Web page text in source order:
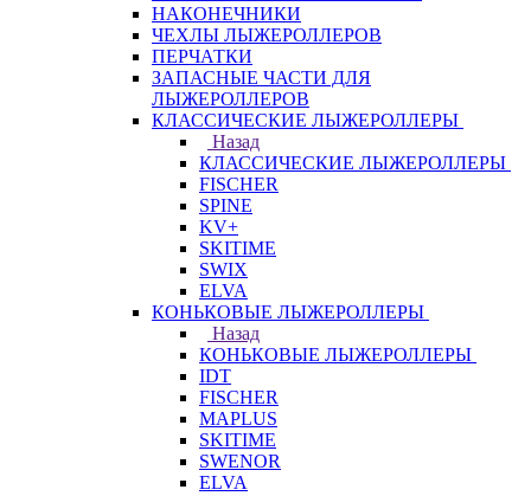
НАКОНЕЧНИКИ
ЧЕХЛЫ ЛЫЖЕРОЛЛЕРОВ
ПЕРЧАТКИ
ЗАПАСНЫЕ ЧАСТИ ДЛЯ
ЛЫЖЕРОЛЛЕРОВ
КЛАССИЧЕСКИЕ ЛЫЖЕРОЛЛЕРЫ
Назад
КЛАССИЧЕСКИЕ ЛЫЖЕРОЛЛЕРЫ
FISCHER
SPINE
KV+
SKITIME
SWIX
ELVA
КОНЬКОВЫЕ ЛЫЖЕРОЛЛЕРЫ
Назад
КОНЬКОВЫЕ ЛЫЖЕРОЛЛЕРЫ
IDT
FISCHER
MAPLUS
SKITIME
SWENOR
ELVA